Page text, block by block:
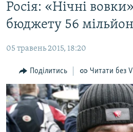
основного
матеріалу
до
навігації
Перейти
до
пошуку
ВОДА.КРИМ
ВІДЕО ТА ФОТО
ПОЛІТИКА
БЛОГИ
ПОГЛЯД
ІНТЕРВ'Ю
ВСЕ ЗА ДЕНЬ
Росія: «Нічні
бюджету 56
05 травень 2015, 18:20
Поділитись Читати без